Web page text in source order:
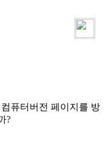
퓨터버전 페이지를 방
?